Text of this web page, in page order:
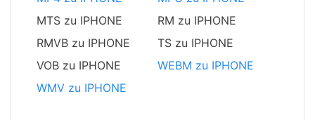
MTS zu IPHONE
RM zu IPHONE
RMVB zu IPHONE
TS zu IPHONE
VOB zu IPHONE
WEBM zu IPHONE
WMV zu IPHONE